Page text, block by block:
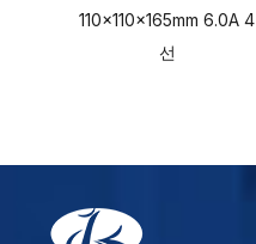
110x110x165mm 6.0A 4
선